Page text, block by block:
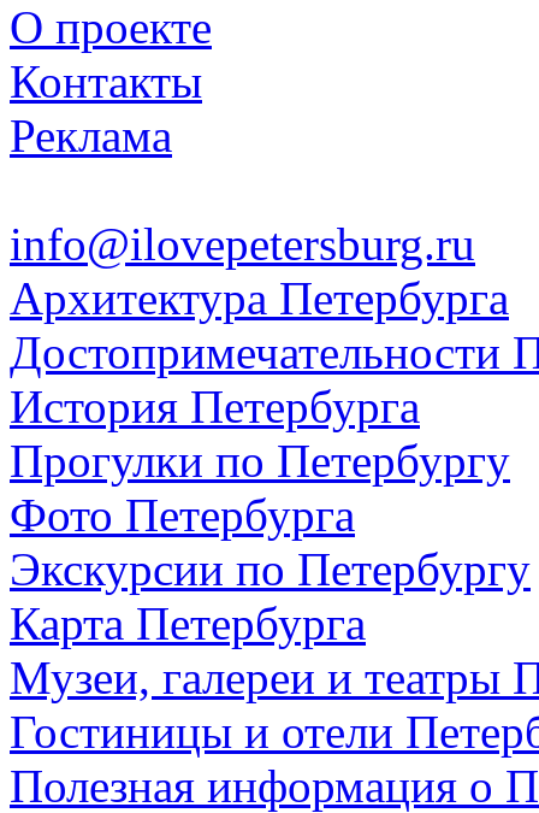
О проекте
Контакты
Реклама
info@ilovepetersburg.ru
Архитектура Петербурга
Достопримечательности
История Петербурга
Прогулки по Петербургу
Фото Петербурга
Экскурсии по Петербургу
Карта Петербурга
Музеи, галереи и театры
Гостиницы и отели
Полезная информация о